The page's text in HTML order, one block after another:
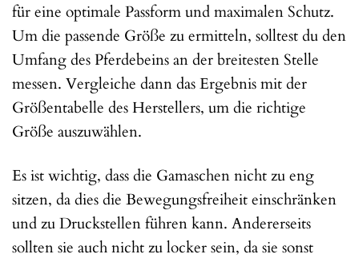
für eine optimale Passform und maximalen Schutz.
Um die passende Größe zu ermitteln, solltest du den
Umfang des Pferdebeins an der breitesten Stelle
messen. Vergleiche dann das Ergebnis mit der
Größentabelle des Herstellers, um die richtige
Größe auszuwählen.
Es ist wichtig, dass die Gamaschen nicht zu eng
sitzen, da dies die Bewegungsfreiheit einschränken
und zu Druckstellen führen kann. Andererseits
sollten sie auch nicht zu locker sein, da sie sonst